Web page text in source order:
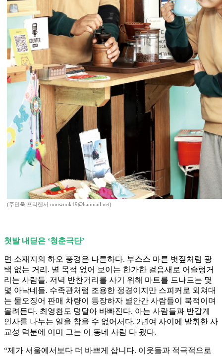
(주민욱 프리랜서 minwook19@hanmail.net)
첫발 내딛은 ‘청춘극단’
면 소재지의 하오 풍경은 나른하다. 부스스 마른 볏짚처럼 광
택 없는 거리. 별 목적 없어 보이는 한가한 걸음새로 어슬렁거
리는 사람들. 저녁 반찬거리를 사기 위해 마트를 드나드는 몇
몇 아낙네들. 수족관처럼 조용한 정경이지만 스피커로 외쳐대
는 물오징어 판매 차량이 등장하자 별안간 사람들이 북적이며
몰려든다. 최영환도 덩달아 바빠진다. 아는 사람들과 반갑게
인사를 나누는 일을 참을 수 없어서다. 2년여 사이에 발휘한 사
교성 덕분에 이미 그는 이 동네 사람 다 됐다.
“제가 서울에서보다 더 바쁘게 삽니다. 이웃들과 적극적으로